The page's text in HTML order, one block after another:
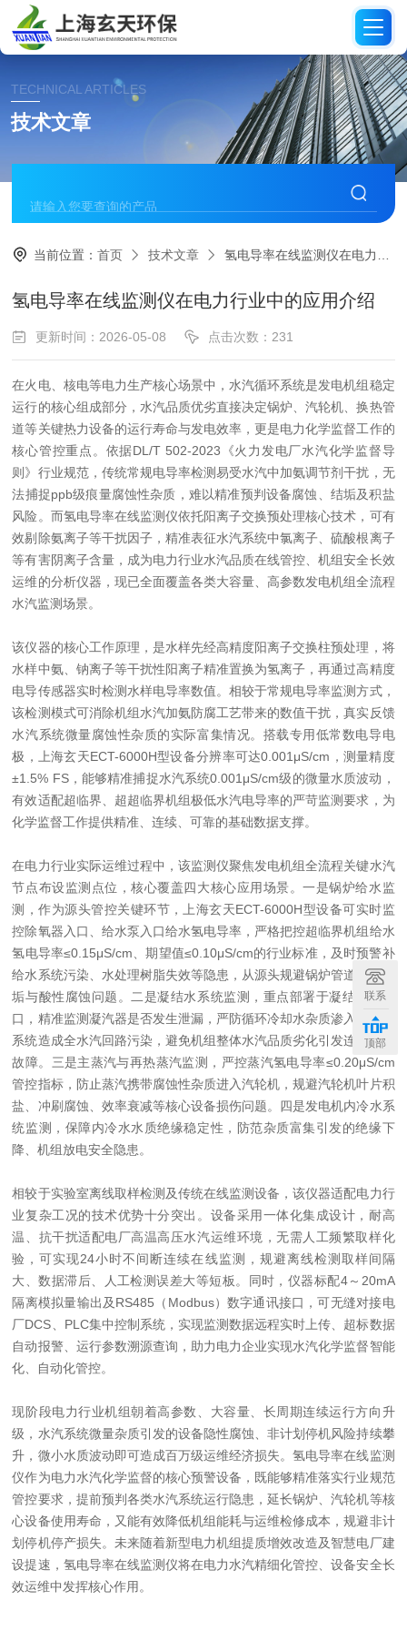
TECHNICAL ARTICLES
技术文章
当前位置：首页 技术文章 氢电导率在线监测仪在电力行业中的应用介绍
氢电导率在线监测仪在电力行业中的应用介绍
更新时间：2026-05-08 点击次数：231
在火电、核电等电力生产核心场景中，水汽循环系统是发电机组稳定
运行的核心组成部分，水汽品质优劣直接决定锅炉、汽轮机、换热管
道等关键热力设备的运行寿命与发电效率，更是电力化学监督工作的
核心管控重点。依据DL/T 502-2023《火力发电厂水汽化学监督导
则》行业规范，传统常规电导率检测易受水汽中加氨调节剂干扰，无
法捕捉ppb级痕量腐蚀性杂质，难以精准预判设备腐蚀、结垢及积盐
风险。而氢电导率在线监测仪依托阳离子交换预处理核心技术，可有
效剔除氨离子等干扰因子，精准表征水汽系统中氯离子、硫酸根离子
等有害阴离子含量，成为电力行业水汽品质在线管控、机组安全长效
运维的分析仪器，现已全面覆盖各类大容量、高参数发电机组全流程
水汽监测场景。
该仪器的核心工作原理，是水样先经高精度阳离子交换柱预处理，将
水样中氨、钠离子等干扰性阳离子精准置换为氢离子，再通过高精度
电导传感器实时检测水样电导率数值。相较于常规电导率监测方式，
该检测模式可消除机组水汽加氨防腐工艺带来的数值干扰，真实反馈
水汽系统微量腐蚀性杂质的实际富集情况。搭载专用低常数电导电
极，上海玄天ECT-6000H型设备分辨率可达0.001μS/cm，测量精度
±1.5% FS，能够精准捕捉水汽系统0.001μS/cm级的微量水质波动，
有效适配超临界、超超临界机组极低水汽电导率的严苛监测要求，为
化学监督工作提供精准、连续、可靠的基础数据支撑。
在电力行业实际运维过程中，该监测仪聚焦发电机组全流程关键水汽
节点布设监测点位，核心覆盖四大核心应用场景。一是锅炉给水监
测，作为源头管控关键环节，上海玄天ECT-6000H型设备可实时监
控除氧器入口、给水泵入口给水氢电导率，严格把控超临界机组给水
氢电导率≤0.15μS/cm、期望值≤0.10μS/cm的行业标准，及时预警补
给水系统污染、水处理树脂失效等隐患，从源头规避锅炉管道内壁结
垢与酸性腐蚀问题。二是凝结水系统监测，重点部署于凝结水泵出
口，精准监测凝汽器是否发生泄漏，严防循环冷却水杂质渗入凝结水
系统造成全水汽回路污染，避免机组整体水汽品质劣化引发连锁设备
故障。三是主蒸汽与再热蒸汽监测，严控蒸汽氢电导率≤0.20μS/cm
管控指标，防止蒸汽携带腐蚀性杂质进入汽轮机，规避汽轮机叶片积
盐、冲刷腐蚀、效率衰减等核心设备损伤问题。四是发电机内冷水系
统监测，保障内冷水水质绝缘稳定性，防范杂质富集引发的绝缘下
降、机组放电安全隐患。
相较于实验室离线取样检测及传统在线监测设备，该仪器适配电力行
业复杂工况的技术优势十分突出。设备采用一体化集成设计，耐高
温、抗干扰适配电厂高温高压水汽运维环境，无需人工频繁取样化
验，可实现24小时不间断连续在线监测，规避离线检测取样间隔
大、数据滞后、人工检测误差大等短板。同时，仪器标配4～20mA
隔离模拟量输出及RS485（Modbus）数字通讯接口，可无缝对接电
厂DCS、PLC集中控制系统，实现监测数据远程实时上传、超标数据
自动报警、运行参数溯源查询，助力电力企业实现水汽化学监督智能
化、自动化管控。
现阶段电力行业机组朝着高参数、大容量、长周期连续运行方向升
级，水汽系统微量杂质引发的设备隐性腐蚀、非计划停机风险持续攀
升，微小水质波动即可造成百万级运维经济损失。氢电导率在线监测
仪作为电力水汽化学监督的核心预警设备，既能够精准落实行业规范
管控要求，提前预判各类水汽系统运行隐患，延长锅炉、汽轮机等核
心设备使用寿命，又能有效降低机组能耗与运维检修成本，规避非计
划停机停产损失。未来随着新型电力机组提质增效改造及智慧电厂建
设提速，氢电导率在线监测仪将在电力水汽精细化管控、设备安全长
效运维中发挥核心作用。
联系
顶部